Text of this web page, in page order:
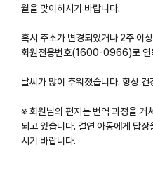
월을 맞이하시기 바랍니다.
혹시 주소가 변경되었거나 2주 이
회원전용번호(1600-0966)로 연
날씨가 많이 추워졌습니다. 항상
※ 회원님의 편지는 번역 과정을
되고 있습니다. 결연 아동에게 답
시기 바랍니다.